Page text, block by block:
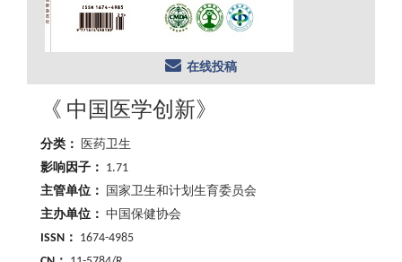
在线投稿
《 中国医学创新》
分类： 医药卫生
影响因子： 1.71
主管单位：
国家卫生和计划生育委员会
主办单位： 中国保健协会
ISSN： 1674-4985